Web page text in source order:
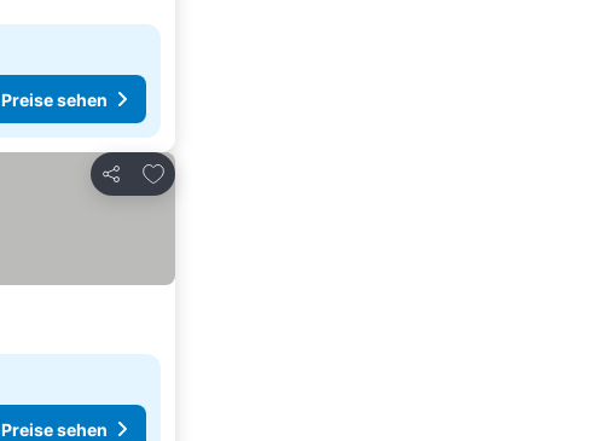
Preise sehen
Teilen
Zu Favoriten hinzufügen
Preise sehen